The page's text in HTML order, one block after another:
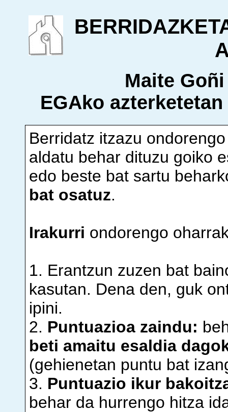
Maite
EGAko
Berridatz itzazu
aldatu behar dituzu goiko
edo beste bat sartu
bat osatuz.
Irakurri ondorengo
1. Erantzun zuzen bat
kasutan. Dena den, guk
ipini.
2. Puntuazioa zaindu:
beti amaitu esaldia
(gehienetan puntu bat
3. Puntuazio ikur
behar da hurrengo hitza